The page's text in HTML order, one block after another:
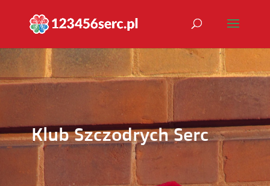
Klub Szczodrych Serc